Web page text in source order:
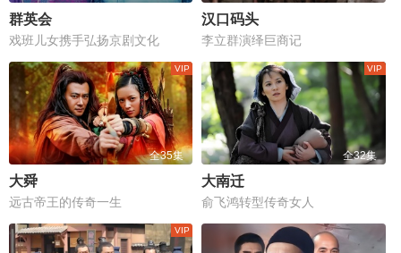
群英会
戏班儿女携手弘扬京剧文化
汉口码头
李立群演绎巨商记
全35集
大舜
远古帝王的传奇一生
全32集
大南迁
俞飞鸿转型传奇女人